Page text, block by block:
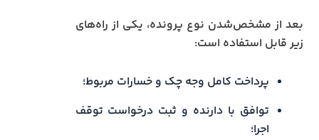
بعد از مشخص‌شدن نوع پرونده، یکی از راه‌های
زیر قابل استفاده است:
پرداخت کامل وجه چک و خسارات مربوط؛
توافق با دارنده و ثبت درخواست توقف
اجرا؛